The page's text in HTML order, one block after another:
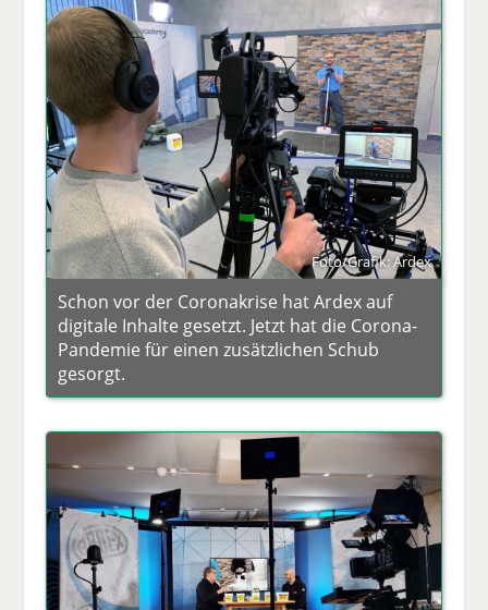
Foto/Grafik: Ardex
Schon vor der Coronakrise hat Ardex auf
digitale Inhalte gesetzt. Jetzt hat die Corona-
Pandemie für einen zusätzlichen Schub
gesorgt.